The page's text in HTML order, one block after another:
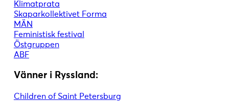
Klimatprata
Skaparkollektivet Forma
MÄN
Feministisk festival
Östgruppen
ABF
Vänner i Ryssland:
Children of Saint Petersburg